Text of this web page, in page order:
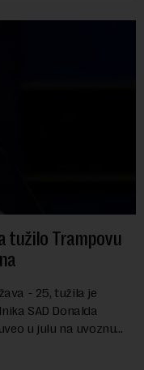
tužilo Trampovu
- 25, tužila je
SAD Donalda
u julu na uvoznu